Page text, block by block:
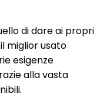
di dare ai propri
miglior usato
esigenze
alla vasta